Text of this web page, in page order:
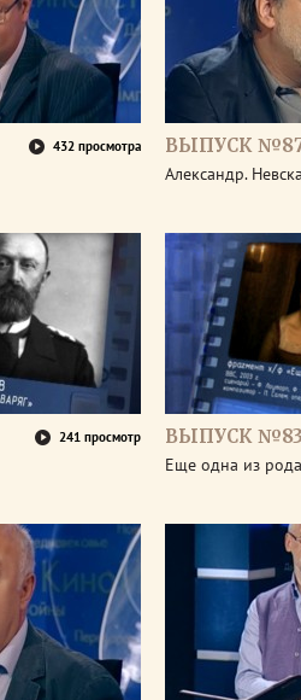
432 просмотра ВЫПУСК
Александр.
241 просмотр ВЫПУСК
Еще одна из